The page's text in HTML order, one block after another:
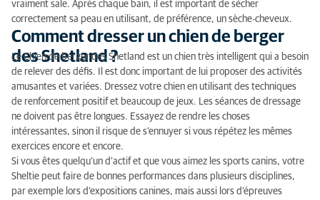
vraiment sale. Après chaque bain, il est important de sécher
correctement sa peau en utilisant, de préférence, un sèche-cheveux.
Comment dresser un chien de berger
des Shetland ?
Le Chien de berger des Shetland est un chien très intelligent qui a besoin
de relever des défis. Il est donc important de lui proposer des activités
amusantes et variées. Dressez votre chien en utilisant des techniques
de renforcement positif et beaucoup de jeux. Les séances de dressage
ne doivent pas être longues. Essayez de rendre les choses
intéressantes, sinon il risque de s’ennuyer si vous répétez les mêmes
exercices encore et encore.
Si vous êtes quelqu’un d’actif et que vous aimez les sports canins, votre
Sheltie peut faire de bonnes performances dans plusieurs disciplines,
par exemple lors d’expositions canines, mais aussi lors d’épreuves